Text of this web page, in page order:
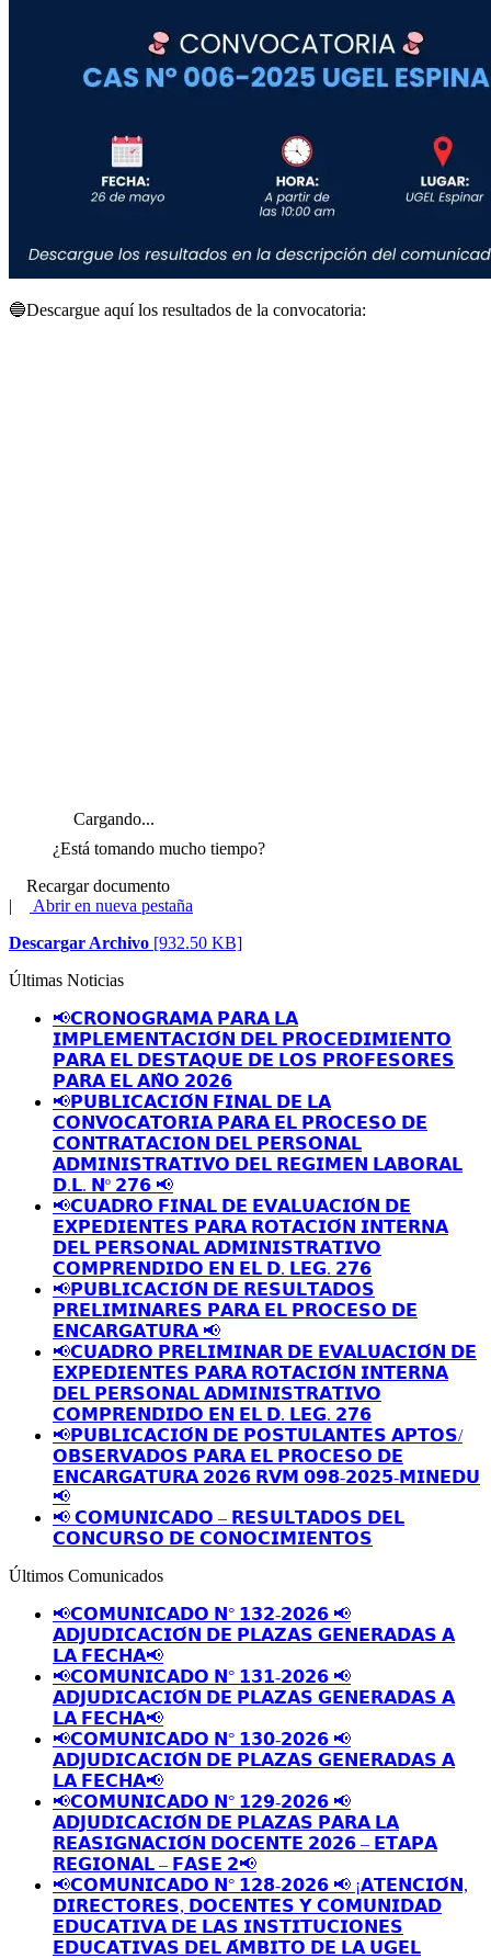
🔵Descargue aquí los resultados de la convocatoria:
Cargando...
¿Está tomando mucho tiempo?
Recargar documento
|
Abrir en nueva pestaña
Descargar Archivo [932.50 KB]
Últimas Noticias
📢𝗖𝗥𝗢𝗡𝗢𝗚𝗥𝗔𝗠𝗔 𝗣𝗔𝗥𝗔 𝗟𝗔
𝗜𝗠𝗣𝗟𝗘𝗠𝗘𝗡𝗧𝗔𝗖𝗜𝗢́𝗡 𝗗𝗘𝗟 𝗣𝗥𝗢𝗖𝗘𝗗𝗜𝗠𝗜𝗘𝗡𝗧𝗢
𝗣𝗔𝗥𝗔 𝗘𝗟 𝗗𝗘𝗦𝗧𝗔𝗤𝗨𝗘 𝗗𝗘 𝗟𝗢𝗦 𝗣𝗥𝗢𝗙𝗘𝗦𝗢𝗥𝗘𝗦
𝗣𝗔𝗥𝗔 𝗘𝗟 𝗔𝗡̃𝗢 𝟮𝟬𝟮𝟲
📢𝗣𝗨𝗕𝗟𝗜𝗖𝗔𝗖𝗜𝗢́𝗡 𝗙𝗜𝗡𝗔𝗟 𝗗𝗘 𝗟𝗔
𝗖𝗢𝗡𝗩𝗢𝗖𝗔𝗧𝗢𝗥𝗜𝗔 𝗣𝗔𝗥𝗔 𝗘𝗟 𝗣𝗥𝗢𝗖𝗘𝗦𝗢 𝗗𝗘
𝗖𝗢𝗡𝗧𝗥𝗔𝗧𝗔𝗖𝗜𝗢𝗡 𝗗𝗘𝗟 𝗣𝗘𝗥𝗦𝗢𝗡𝗔𝗟
𝗔𝗗𝗠𝗜𝗡𝗜𝗦𝗧𝗥𝗔𝗧𝗜𝗩𝗢 𝗗𝗘𝗟 𝗥𝗘𝗚𝗜𝗠𝗘𝗡 𝗟𝗔𝗕𝗢𝗥𝗔𝗟
𝗗.𝗟. 𝗡º 𝟮𝟳𝟲 📢
📢𝗖𝗨𝗔𝗗𝗥𝗢 𝗙𝗜𝗡𝗔𝗟 𝗗𝗘 𝗘𝗩𝗔𝗟𝗨𝗔𝗖𝗜𝗢́𝗡 𝗗𝗘
𝗘𝗫𝗣𝗘𝗗𝗜𝗘𝗡𝗧𝗘𝗦 𝗣𝗔𝗥𝗔 𝗥𝗢𝗧𝗔𝗖𝗜𝗢́𝗡 𝗜𝗡𝗧𝗘𝗥𝗡𝗔
𝗗𝗘𝗟 𝗣𝗘𝗥𝗦𝗢𝗡𝗔𝗟 𝗔𝗗𝗠𝗜𝗡𝗜𝗦𝗧𝗥𝗔𝗧𝗜𝗩𝗢
𝗖𝗢𝗠𝗣𝗥𝗘𝗡𝗗𝗜𝗗𝗢 𝗘𝗡 𝗘𝗟 𝗗. 𝗟𝗘𝗚. 𝟮𝟳𝟲
📢𝗣𝗨𝗕𝗟𝗜𝗖𝗔𝗖𝗜𝗢́𝗡 𝗗𝗘 𝗥𝗘𝗦𝗨𝗟𝗧𝗔𝗗𝗢𝗦
𝗣𝗥𝗘𝗟𝗜𝗠𝗜𝗡𝗔𝗥𝗘𝗦 𝗣𝗔𝗥𝗔 𝗘𝗟 𝗣𝗥𝗢𝗖𝗘𝗦𝗢 𝗗𝗘
𝗘𝗡𝗖𝗔𝗥𝗚𝗔𝗧𝗨𝗥𝗔 📢
📢𝗖𝗨𝗔𝗗𝗥𝗢 𝗣𝗥𝗘𝗟𝗜𝗠𝗜𝗡𝗔𝗥 𝗗𝗘 𝗘𝗩𝗔𝗟𝗨𝗔𝗖𝗜𝗢́𝗡 𝗗𝗘
𝗘𝗫𝗣𝗘𝗗𝗜𝗘𝗡𝗧𝗘𝗦 𝗣𝗔𝗥𝗔 𝗥𝗢𝗧𝗔𝗖𝗜𝗢́𝗡 𝗜𝗡𝗧𝗘𝗥𝗡𝗔
𝗗𝗘𝗟 𝗣𝗘𝗥𝗦𝗢𝗡𝗔𝗟 𝗔𝗗𝗠𝗜𝗡𝗜𝗦𝗧𝗥𝗔𝗧𝗜𝗩𝗢
𝗖𝗢𝗠𝗣𝗥𝗘𝗡𝗗𝗜𝗗𝗢 𝗘𝗡 𝗘𝗟 𝗗. 𝗟𝗘𝗚. 𝟮𝟳𝟲
📢𝗣𝗨𝗕𝗟𝗜𝗖𝗔𝗖𝗜𝗢́𝗡 𝗗𝗘 𝗣𝗢𝗦𝗧𝗨𝗟𝗔𝗡𝗧𝗘𝗦 𝗔𝗣𝗧𝗢𝗦/
𝗢𝗕𝗦𝗘𝗥𝗩𝗔𝗗𝗢𝗦 𝗣𝗔𝗥𝗔 𝗘𝗟 𝗣𝗥𝗢𝗖𝗘𝗦𝗢 𝗗𝗘
𝗘𝗡𝗖𝗔𝗥𝗚𝗔𝗧𝗨𝗥𝗔 𝟮𝟬𝟮𝟲 𝗥𝗩𝗠 𝟬𝟵𝟴-𝟮𝟬𝟮𝟱-𝗠𝗜𝗡𝗘𝗗𝗨
📢
📢 𝗖𝗢𝗠𝗨𝗡𝗜𝗖𝗔𝗗𝗢 – 𝗥𝗘𝗦𝗨𝗟𝗧𝗔𝗗𝗢𝗦 𝗗𝗘𝗟
𝗖𝗢𝗡𝗖𝗨𝗥𝗦𝗢 𝗗𝗘 𝗖𝗢𝗡𝗢𝗖𝗜𝗠𝗜𝗘𝗡𝗧𝗢𝗦
Últimos Comunicados
📢𝗖𝗢𝗠𝗨𝗡𝗜𝗖𝗔𝗗𝗢 𝗡° 𝟭𝟯𝟮-𝟮𝟬𝟮𝟲 📢
𝗔𝗗𝗝𝗨𝗗𝗜𝗖𝗔𝗖𝗜𝗢́𝗡 𝗗𝗘 𝗣𝗟𝗔𝗭𝗔𝗦 𝗚𝗘𝗡𝗘𝗥𝗔𝗗𝗔𝗦 𝗔
𝗟𝗔 𝗙𝗘𝗖𝗛𝗔📢
📢𝗖𝗢𝗠𝗨𝗡𝗜𝗖𝗔𝗗𝗢 𝗡° 𝟭𝟯𝟭-𝟮𝟬𝟮𝟲 📢
𝗔𝗗𝗝𝗨𝗗𝗜𝗖𝗔𝗖𝗜𝗢́𝗡 𝗗𝗘 𝗣𝗟𝗔𝗭𝗔𝗦 𝗚𝗘𝗡𝗘𝗥𝗔𝗗𝗔𝗦 𝗔
𝗟𝗔 𝗙𝗘𝗖𝗛𝗔📢
📢𝗖𝗢𝗠𝗨𝗡𝗜𝗖𝗔𝗗𝗢 𝗡° 𝟭𝟯𝟬-𝟮𝟬𝟮𝟲 📢
𝗔𝗗𝗝𝗨𝗗𝗜𝗖𝗔𝗖𝗜𝗢́𝗡 𝗗𝗘 𝗣𝗟𝗔𝗭𝗔𝗦 𝗚𝗘𝗡𝗘𝗥𝗔𝗗𝗔𝗦 𝗔
𝗟𝗔 𝗙𝗘𝗖𝗛𝗔📢
📢𝗖𝗢𝗠𝗨𝗡𝗜𝗖𝗔𝗗𝗢 𝗡° 𝟭𝟮𝟵-𝟮𝟬𝟮𝟲 📢
𝗔𝗗𝗝𝗨𝗗𝗜𝗖𝗔𝗖𝗜𝗢́𝗡 𝗗𝗘 𝗣𝗟𝗔𝗭𝗔𝗦 𝗣𝗔𝗥𝗔 𝗟𝗔
𝗥𝗘𝗔𝗦𝗜𝗚𝗡𝗔𝗖𝗜𝗢́𝗡 𝗗𝗢𝗖𝗘𝗡𝗧𝗘 𝟮𝟬𝟮𝟲 – 𝗘𝗧𝗔𝗣𝗔
𝗥𝗘𝗚𝗜𝗢𝗡𝗔𝗟 – 𝗙𝗔𝗦𝗘 𝟮📢
📢𝗖𝗢𝗠𝗨𝗡𝗜𝗖𝗔𝗗𝗢 𝗡° 𝟭𝟮𝟴-𝟮𝟬𝟮𝟲 📢 ¡𝗔𝗧𝗘𝗡𝗖𝗜𝗢́𝗡,
𝗗𝗜𝗥𝗘𝗖𝗧𝗢𝗥𝗘𝗦, 𝗗𝗢𝗖𝗘𝗡𝗧𝗘𝗦 𝗬 𝗖𝗢𝗠𝗨𝗡𝗜𝗗𝗔𝗗
𝗘𝗗𝗨𝗖𝗔𝗧𝗜𝗩𝗔 𝗗𝗘 𝗟𝗔𝗦 𝗜𝗡𝗦𝗧𝗜𝗧𝗨𝗖𝗜𝗢𝗡𝗘𝗦
𝗘𝗗𝗨𝗖𝗔𝗧𝗜𝗩𝗔𝗦 𝗗𝗘𝗟 𝗔́𝗠𝗕𝗜𝗧𝗢 𝗗𝗘 𝗟𝗔 𝗨𝗚𝗘𝗟